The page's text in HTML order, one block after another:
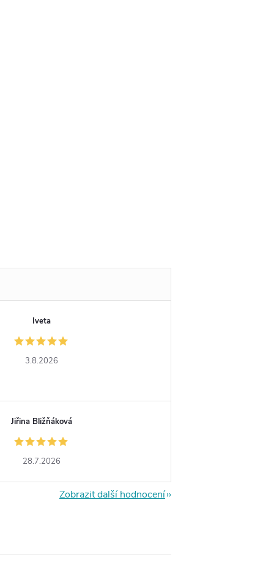
Iveta
3.8.2026
Jiřina Bližňáková
28.7.2026
Zobrazit další hodnocení